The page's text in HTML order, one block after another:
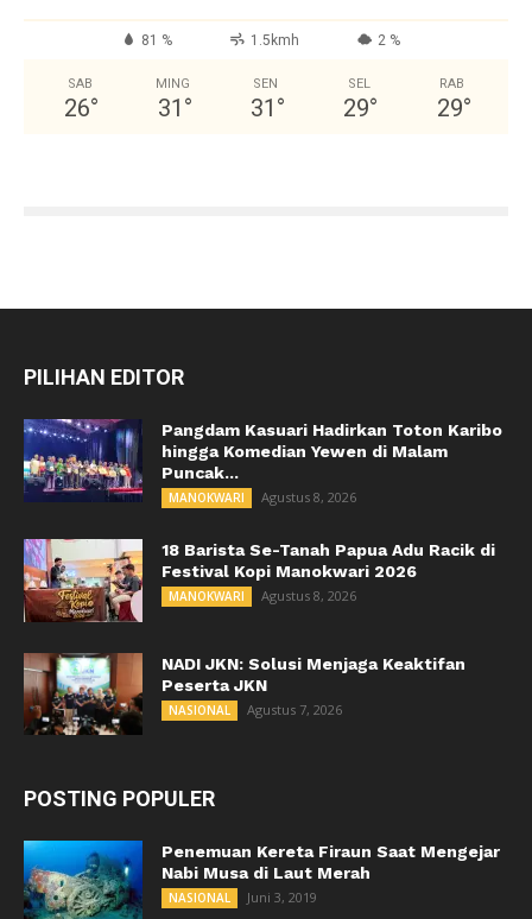
81 % 1.5kmh 2 %
SAB
26°
MING
31 °
SEN
31 °
SEL
29°
RAB
29°
PILIHAN EDITOR
Pangdam Kasuari Hadirkan Toton Karibo
hingga Komedian Yewen di Malam
Puncak...
MANOKWARI Agustus 8, 2026
18 Barista Se-Tanah Papua Adu Racik di
Festival Kopi Manokwari 2026
MANOKWARI Agustus 8, 2026
NADI JKN: Solusi Menjaga Keaktifan
Peserta JKN
NASIONAL Agustus 7, 2026
POSTING POPULER
Penemuan Kereta Firaun Saat Mengejar
Nabi Musa di Laut Merah
NASIONAL Juni 3, 2019